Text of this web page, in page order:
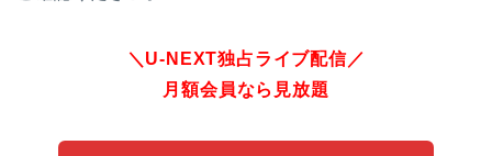
＼U-NEXT独占ライブ配信／
月額会員なら見放題